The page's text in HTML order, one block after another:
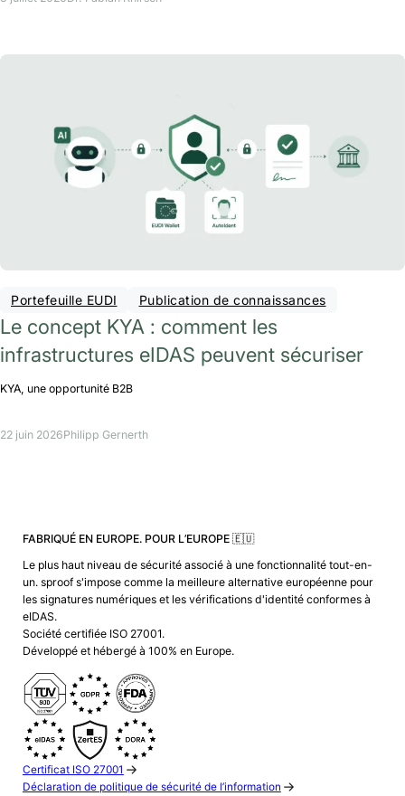
Portefeuille EUDI Publication de connaissances
Le concept KYA : comment les
infrastructures eIDAS peuvent sécuriser
KYA, une opportunité B2B
22 juin 2026Philipp Gernerth
FABRIQUÉ EN EUROPE. POUR L’EUROPE 🇪🇺
Le plus haut niveau de sécurité associé à une fonctionnalité tout-en-
un. sproof s'impose comme la meilleure alternative européenne pour
les signatures numériques et les vérifications d'identité conformes à
eIDAS.
Société certifiée ISO 27001.
Développé et hébergé à 100% en Europe.
Certificat ISO 27001
Déclaration de politique de sécurité de l’information